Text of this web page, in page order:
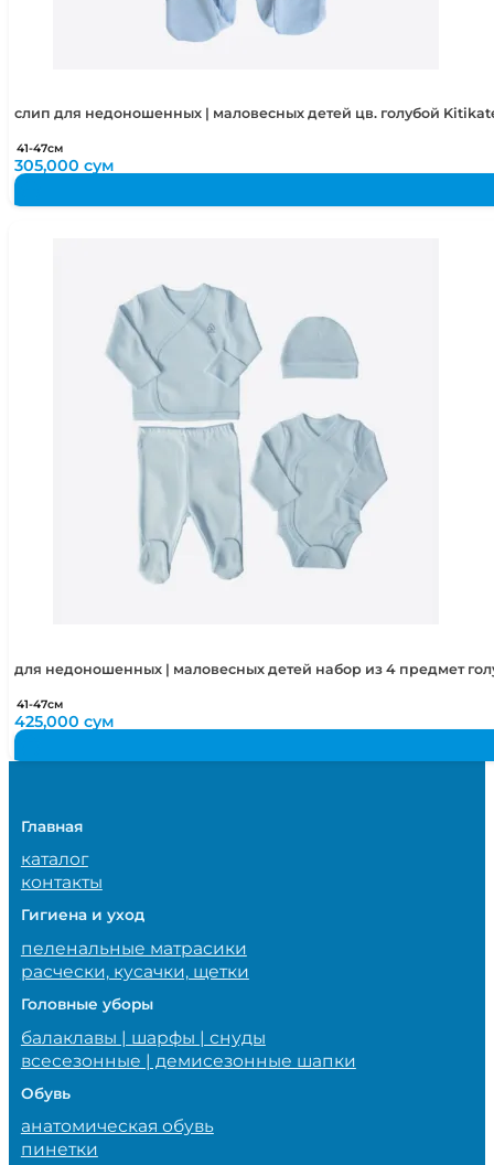
слип для недоношенных | маловесных детей цв. голубой
41-47см
305,000сум
для недоношенных | маловесных детей набор из 4 предмет
41-47см
425,000сум
Главная
каталог
контакты
Гигиена и уход
пеленальные матрасики
расчески, кусачки, щетки
Головные уборы
балаклавы | шарфы | снуды
всесезонные | демисезонные шапки
Обувь
анатомическая обувь
пинетки